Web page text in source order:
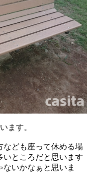
ます。
なども座って休める場
いところだと思います
いかなぁと思いま